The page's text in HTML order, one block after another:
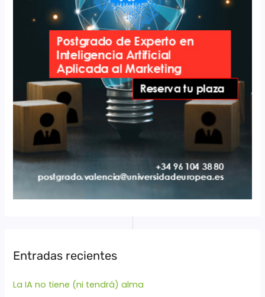
Entradas recientes
La IA no tiene (ni tendrá) alma